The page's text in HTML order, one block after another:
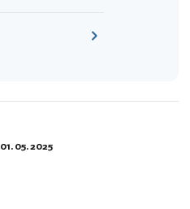
01. 05. 2025